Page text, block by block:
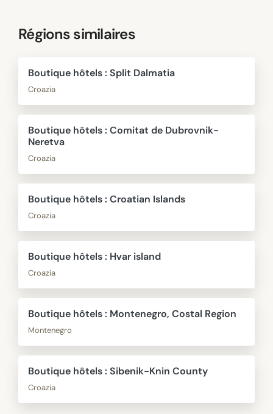
Régions similaires
Boutique hôtels : Split Dalmatia
Croazia
Boutique hôtels : Comitat de Dubrovnik-
Neretva
Croazia
Boutique hôtels : Croatian Islands
Croazia
Boutique hôtels : Hvar island
Croazia
Boutique hôtels : Montenegro, Costal Region
Montenegro
Boutique hôtels : Sibenik-Knin County
Croazia